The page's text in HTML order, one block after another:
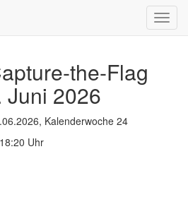
the-Flag
Juni 2026
Kalenderwoche 24
Uhr